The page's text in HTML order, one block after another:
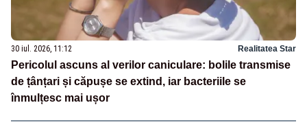
30 iul. 2026, 11:12 Realitatea Star
Pericolul ascuns al verilor caniculare: bolile transmise
de țânțari și căpușe se extind, iar bacteriile se
înmulțesc mai ușor